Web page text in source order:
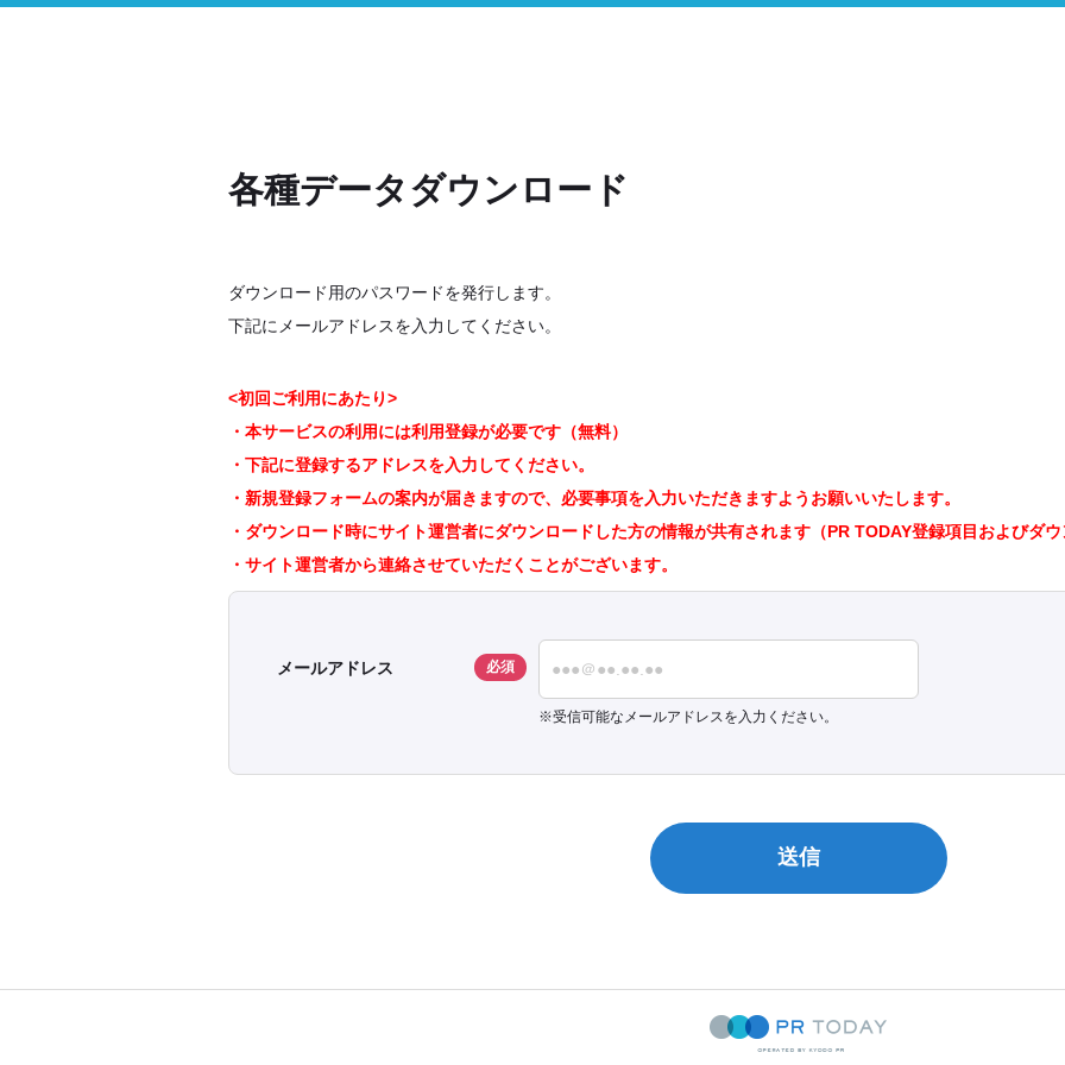
各種データダウンロード
ダウンロード用のパスワードを発行します。
下記にメールアドレスを入力してください。
<初回ご利用にあたり>
・本サービスの利用には利用登録が必要です（無料）
・下記に登録するアドレスを入力してください。
・新規登録フォームの案内が届きますので、必要事項を入力いただきますようお願いいたします。
・ダウンロード時にサイト運営者にダウンロードした方の情報が共有されます（PR TODAY登録項目およびダウ
・サイト運営者から連絡させていただくことがございます。
メールアドレス 必須
受信可能なメールアドレスを入力ください。
送信